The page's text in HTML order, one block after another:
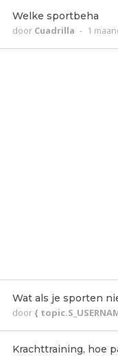
Welke sportbeha
door Cuadrilla - 1
Wat als je sporten
door{
Krachttraining, hoe